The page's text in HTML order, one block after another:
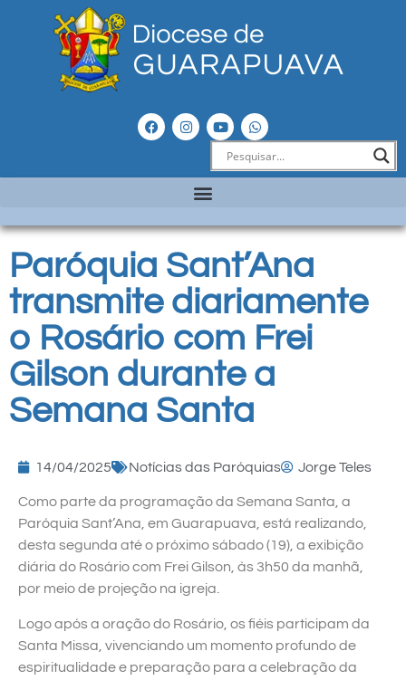
Paróquia Sant’Ana
transmite diariamente
o Rosário com Frei
Gilson durante a
Semana Santa
14/04/2025 Notícias das Paróquias Jorge Teles
Como parte da programação da Semana Santa, a
Paróquia Sant’Ana, em Guarapuava, está realizando,
desta segunda até o próximo sábado (19), a exibição
diária do Rosário com Frei Gilson, às 3h50 da manhã,
por meio de projeção na igreja.
Logo após a oração do Rosário, os fiéis participam da
Santa Missa, vivenciando um momento profundo de
espiritualidade e preparação para a celebração da